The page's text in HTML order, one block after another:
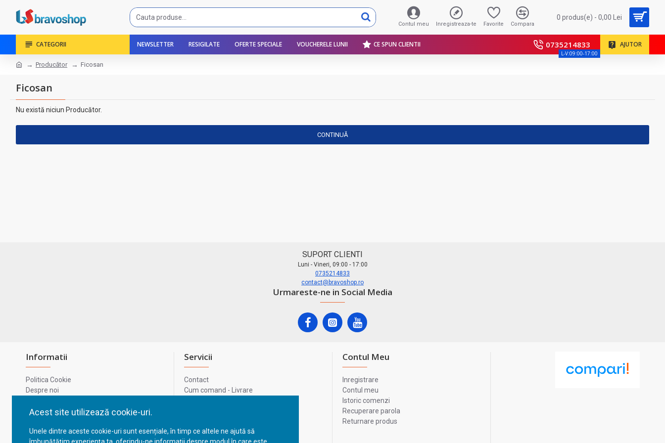
Acest site utilizează cookie-uri.
Unele dintre aceste cookie-uri sunt esențiale, în timp ce altele ne ajută să
Contul meu Inregistreaza-te Favorite Compara
0 produs(e) - 0,00 Lei
CATEGORII NEWSLETTER RESIGILATE OFERTE SPECIALE VOUCHERELE LUNII CE SPUN CLIENTII 0735214833
L-V:09:00-17:00
AJUTOR
Producător Ficosan
Ficosan
Nu există niciun Producător.
CONTINUĂ
SUPORT CLIENTI
Luni - Vineri, 09:00 - 17:00
0735214833
contact@bravoshop.ro
Urmareste-ne in Social Media
Informatii
Politica Cookie
Despre noi
Confidentialitate
GDPR - Datele tale
Servicii
Contact
Cum comand - Livrare
ANPC
Contul Meu
Inregistrare
Contul meu
Istoric comenzi
Recuperare parola
Returnare produs